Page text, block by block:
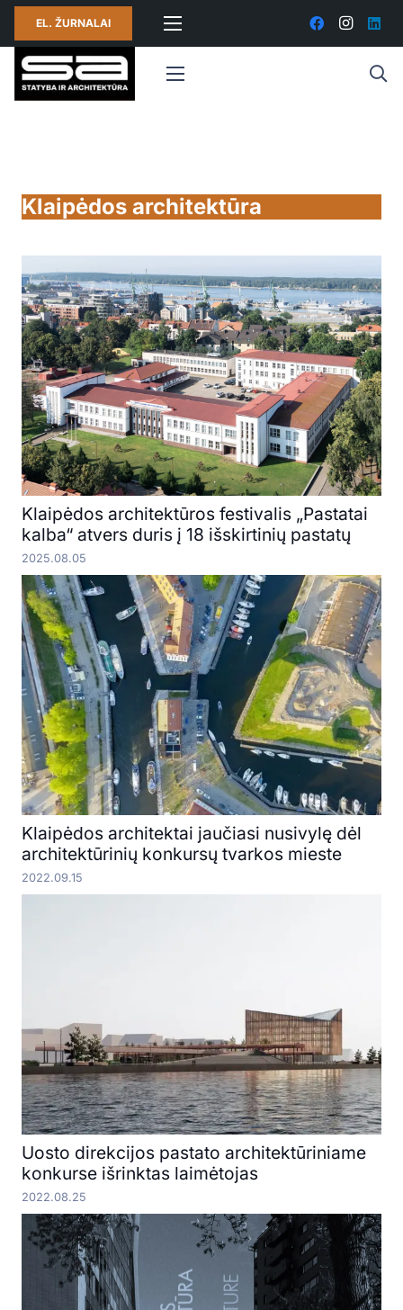
EL. ŽURNALAI
Klaipėdos architektūra
Klaipėdos architektūros festivalis „Pastatai
kalba“ atvers duris į 18 išskirtinių pastatų
2025.08.05
Klaipėdos architektai jaučiasi nusivylę dėl
architektūrinių konkursų tvarkos mieste
2022.09.15
Uosto direkcijos pastato architektūriniame
konkurse išrinktas laimėtojas
2022.08.25